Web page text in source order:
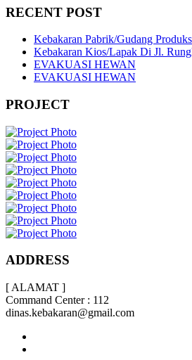
RECENT POST
Kebakaran Pabrik/Gudang
Kebakaran Kios/Lapak Di Jl.
EVAKUASI HEWAN
EVAKUASI HEWAN
PROJECT
ADDRESS
[ ALAMAT ]
Command Center : 112
dinas.kebakaran@gmail.com